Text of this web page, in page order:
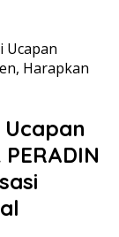
Ucapan
Harapkan
Ucapan